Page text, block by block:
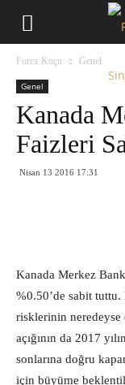
Forex Koçu Genel
Genel
Kanada
Faizleri
Nisan 13 2016 17:31
Kanada Merkez
%0.50’de sabit tuttu.
risklerinin
açığının da 2017
sonlarına doğru
için büyüme